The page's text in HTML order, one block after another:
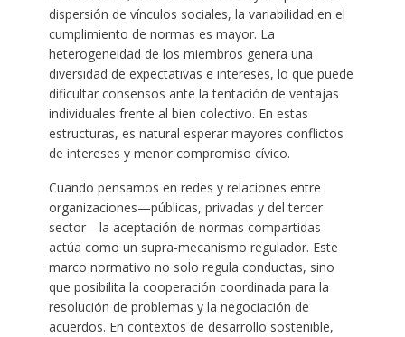
dispersión de vínculos sociales, la variabilidad en el
cumplimiento de normas es mayor. La
heterogeneidad de los miembros genera una
diversidad de expectativas e intereses, lo que puede
dificultar consensos ante la tentación de ventajas
individuales frente al bien colectivo. En estas
estructuras, es natural esperar mayores conflictos
de intereses y menor compromiso cívico.
Cuando pensamos en redes y relaciones entre
organizaciones—públicas, privadas y del tercer
sector—la aceptación de normas compartidas
actúa como un supra-mecanismo regulador. Este
marco normativo no solo regula conductas, sino
que posibilita la cooperación coordinada para la
resolución de problemas y la negociación de
acuerdos. En contextos de desarrollo sostenible,